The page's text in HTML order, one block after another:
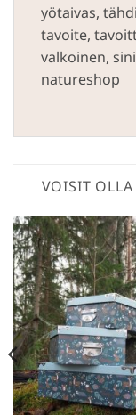
yötaivas,
tavoite,
valkoinen,
natureshop
VOISIT